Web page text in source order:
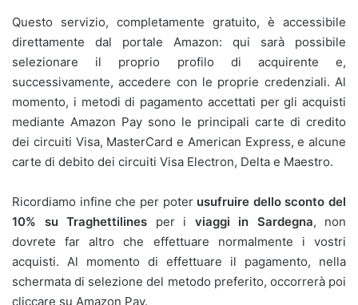
Questo servizio, completamente gratuito, è accessibile
direttamente dal portale Amazon: qui sarà possibile
selezionare il proprio profilo di acquirente e,
successivamente, accedere con le proprie credenziali. Al
momento, i metodi di pagamento accettati per gli acquisti
mediante Amazon Pay sono le principali carte di credito
dei circuiti Visa, MasterCard e American Express, e alcune
carte di debito dei circuiti Visa Electron, Delta e Maestro.
Ricordiamo infine che per poter usufruire dello sconto del
10% su Traghettilines per i viaggi in Sardegna, non
dovrete far altro che effettuare normalmente i vostri
acquisti. Al momento di effettuare il pagamento, nella
schermata di selezione del metodo preferito, occorrerà poi
cliccare su Amazon Pay.